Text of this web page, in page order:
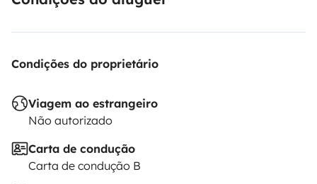
Condições do proprietário
Viagem ao estrangeiro
Não autorizado
Carta de condução
Carta de condução B